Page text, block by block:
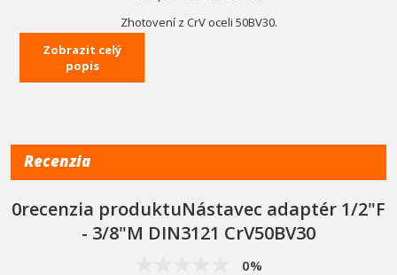
Zhotovení z CrV oceli 50BV30.
D šířka (mm)
délka (mm)
velikost zakočení3/8" (M)
Zobrazit celý
popis
Recenzia
0recenzia produktuNástavec adaptér 1/2"F
- 3/8"M DIN3121 CrV50BV30
0%